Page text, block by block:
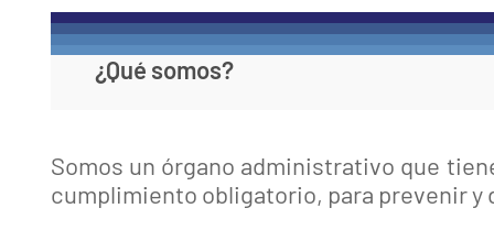
¿Qué somos?
Somos un órgano administrativo que
cumplimiento obligatorio, para prevenir